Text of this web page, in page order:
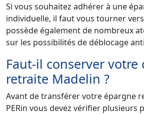
Si vous souhaitez adhérer à une
individuelle, il faut vous tourner vers
possède également de nombreux
sur les possibilités de déblocage
Faut-il conserver votre
retraite Madelin ?
Avant de transférer votre épargne
PERin vous devez vérifier plusieurs